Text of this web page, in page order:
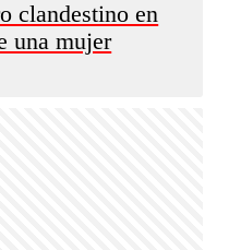
clandestino en
una mujer